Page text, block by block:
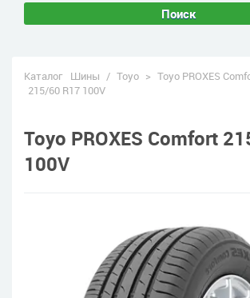
Поиск
Каталог Шины / Toyo > Toyo PROXES
215/60 R17 100V
Toyo PROXES Comfort
100V